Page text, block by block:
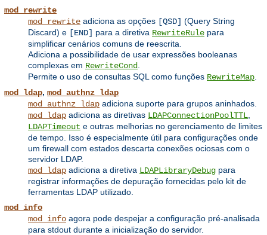
mod_rewrite
mod_rewrite adiciona as opções [QSD] (Query String
Discard) e [END] para a diretiva RewriteRule para
simplificar cenários comuns de reescrita.
Adiciona a possibilidade de usar expressões booleanas
complexas em RewriteCond
Permite o uso de consultas SQL como funções RewriteMap
mod_ldap, mod_authnz_ldap
mod_authnz_ldap adiciona suporte para grupos aninhados.
mod_ldap adiciona as diretivas LDAPConnectionPoolTTL
LDAPTimeout e outras melhorias no gerenciamento de limites
de tempo. Isso é especialmente útil para configurações onde
um firewall com estados descarta conexões ociosas com o
servidor LDAP.
mod_ldap adiciona a diretiva LDAPLibraryDebug para
registrar informações de depuração fornecidas pelo kit de
ferramentas LDAP utilizado.
mod_info
mod_info agora pode despejar a configuração pré-analisada
para stdout durante a inicialização do servidor.